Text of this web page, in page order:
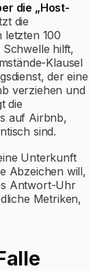
die „Host-
die
letzten 100
hilft,
Klausel
der eine
verziehen und
die
auf Airbnb,
sind.
Unterkunft
Abzeichen will,
Antwort-Uhr
Metriken,